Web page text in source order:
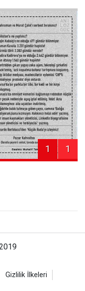
1 1
Gizlilik İlkeleri